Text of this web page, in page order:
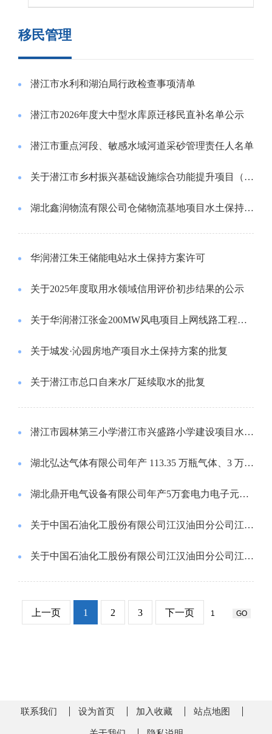
移民管理
潜江市水利和湖泊局行政检查事项清单
潜江市2026年度大中型水库原迁移民直补名单公示
潜江市重点河段、敏感水域河道采砂管理责任人名单
关于潜江市乡村振兴基础设施综合功能提升项目（潜江联丰绿色环保新型道路建材生产基地）水土保持方案的批复
湖北鑫润物流有限公司仓储物流基地项目水土保持方案许可
华润潜江朱王储能电站水土保持方案许可
关于2025年度取用水领域信用评价初步结果的公示
关于华润潜江张金200MW风电项目上网线路工程洪水影响评价报告的批复
关于城发·沁园房地产项目水土保持方案的批复
关于潜江市总口自来水厂延续取水的批复
潜江市园林第三小学潜江市兴盛路小学建设项目水土保持方案许可
湖北弘达气体有限公司年产 113.35 万瓶气体、3 万吨二氧化碳高纯电子气、2万吨干冰生产及年检测 10万支钢瓶项目水土保持方案许可
湖北鼎开电气设备有限公司年产5万套电力电子元器件项目水土保持方案许可
关于中国石油化工股份有限公司江汉油田分公司江汉采油厂（严二站水源井取水工程） 延续取水的批复
关于中国石油化工股份有限公司江汉油田分公司江汉采油厂（钟市联合站水源井取水工程） 延续取水的批复
上一页 1 2 3 下一页
联系我们 设为首页 加入收藏 站点地图